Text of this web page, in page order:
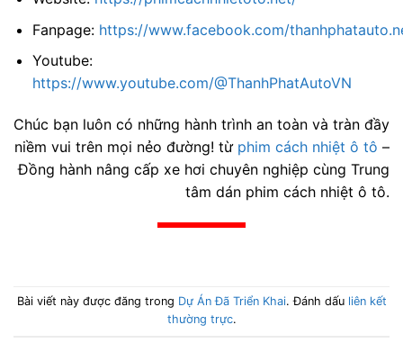
Fanpage: https://www.facebook.com/
Youtube:
https://www.youtube.com/@ThanhPhatAutoVN
Chúc bạn luôn có những hành trình an toàn và tràn đầy
niềm vui trên mọi nẻo đường! từ phim cách nhiệt ô tô –
Đồng hành nâng cấp xe hơi chuyên nghiệp cùng Trung
tâm dán phim cách nhiệt ô tô.
Bài viết này được đăng trong Dự Án Đã Triển Khai. Đánh dấu liên kết
thường trực.